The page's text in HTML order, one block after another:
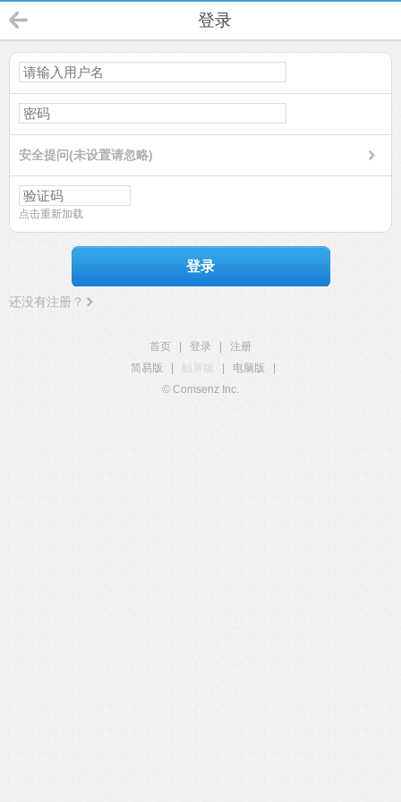
登录
安全提问(未设置请忽略)
点击重新加载
登录
还没有注册？
首页 登录
注册
简易版
触屏版 电脑版
© Comsenz Inc.